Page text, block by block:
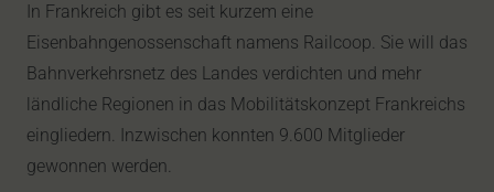
In Frankreich gibt es seit kurzem eine
Eisenbahngenossenschaft namens Railcoop. Sie will das
Bahnverkehrsnetz des Landes verdichten und mehr
ländliche Regionen in das Mobilitätskonzept Frankreichs
eingliedern. Inzwischen konnten 9.600 Mitglieder
gewonnen werden.